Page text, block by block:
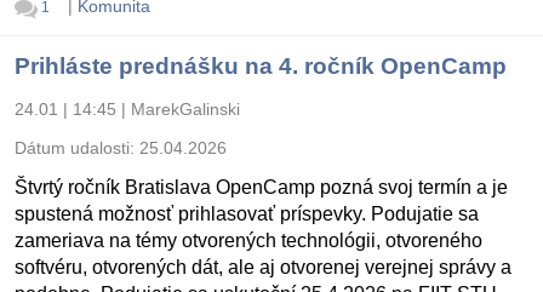
1 | Komunita
Prihláste prednášku na 4. ročník OpenCamp
24.01 | 14:45 | MarekGalinski
Dátum udalosti: 25.04.2026
Štvrtý ročník Bratislava OpenCamp pozná svoj termín a je
spustená možnosť prihlasovať príspevky. Podujatie sa
zameriava na témy otvorených technológii, otvoreného
softvéru, otvorených dát, ale aj otvorenej verejnej správy a